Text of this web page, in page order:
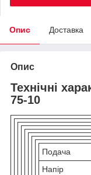
Опис Доставка
Опис
Технічні
75-10
Подача
Напір